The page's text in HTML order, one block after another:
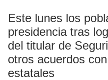
Este lunes los
presidencia tras
del titular de
otros acuerdos
estatales